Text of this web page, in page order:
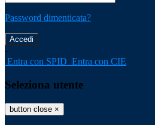
Password dimenticata?
-
Entra con SPID Entra con CIE
Seleziona utente
button close ×